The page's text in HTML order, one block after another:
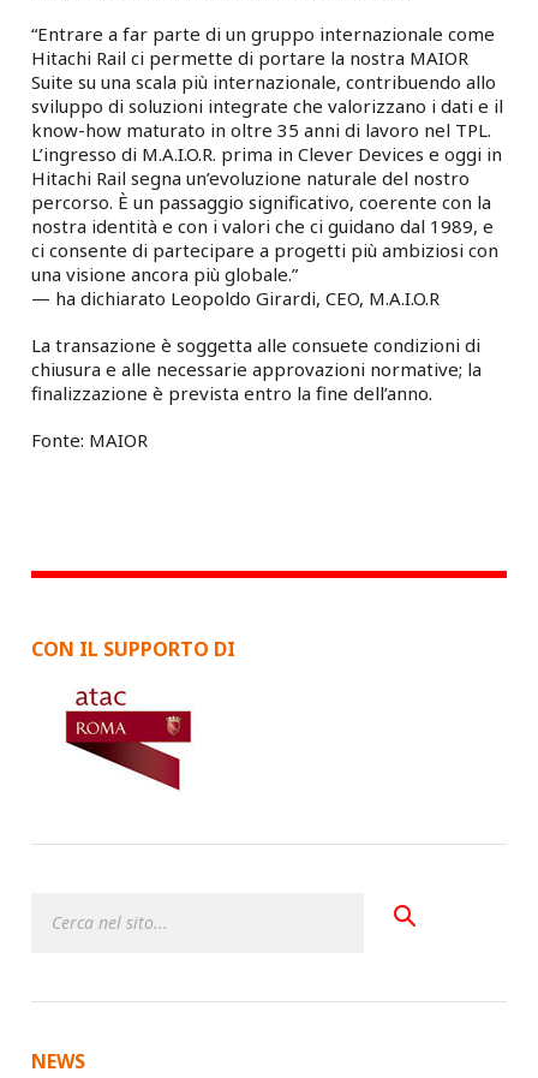
“Entrare a far parte di un gruppo internazionale come
Hitachi Rail ci permette di portare la nostra MAIOR
Suite su una scala più internazionale, contribuendo allo
sviluppo di soluzioni integrate che valorizzano i dati e il
know-how maturato in oltre 35 anni di lavoro nel TPL.
L’ingresso di M.A.I.O.R. prima in Clever Devices e oggi in
Hitachi Rail segna un’evoluzione naturale del nostro
percorso. È un passaggio significativo, coerente con la
nostra identità e con i valori che ci guidano dal 1989, e
ci consente di partecipare a progetti più ambiziosi con
una visione ancora più globale.”
— ha dichiarato Leopoldo Girardi, CEO, M.A.I.O.R
La transazione è soggetta alle consuete condizioni di
chiusura e alle necessarie approvazioni normative; la
finalizzazione è prevista entro la fine dell’anno.
Fonte: MAIOR
CON IL SUPPORTO DI
NEWS